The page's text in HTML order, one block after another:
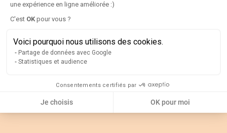
une expérience en ligne améliorée :)
C'est OK pour vous ?
Voici pourquoi nous utilisons des cookies.
Partage de données avec Google
Statistiques et audience
Consentements certifiés par
Je choisis OK pour moi
Catégories associées
Inverseur de source Inverseur en coffret